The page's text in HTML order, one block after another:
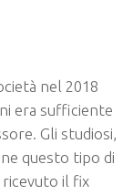
nel 2018
era sufficiente
Gli studiosi,
questo tipo di
ricevuto il fix